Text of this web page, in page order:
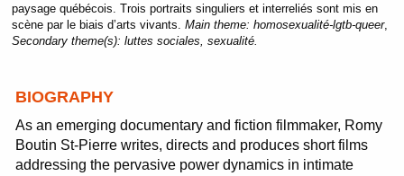
paysage québécois. Trois portraits singuliers et interreliés sont mis en
scène par le biais d’arts vivants. Main theme: homosexualité-lgtb-queer,
Secondary theme(s): luttes sociales, sexualité.
BIOGRAPHY
As an emerging documentary and fiction filmmaker, Romy
Boutin St-Pierre writes, directs and produces short films
addressing the pervasive power dynamics in intimate